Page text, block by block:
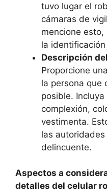
tuvo lugar el
cámaras de
mencione
la
Descripción⁢
Proporcione‍
la persona que
posible.
complexión,
vestimenta.
las
delincuente.
Aspectos a
detalles del celular